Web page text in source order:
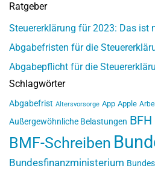
Ratgeber
Steuererklärung für 2023: Das ist
Abgabefristen für die
Abgabepflicht für die
Schlagwörter
Abgabefrist Altersvorsorge App Apple
Außergewöhnliche Belastungen BFH
BMF-Schreiben
Bundesfinanzministerium